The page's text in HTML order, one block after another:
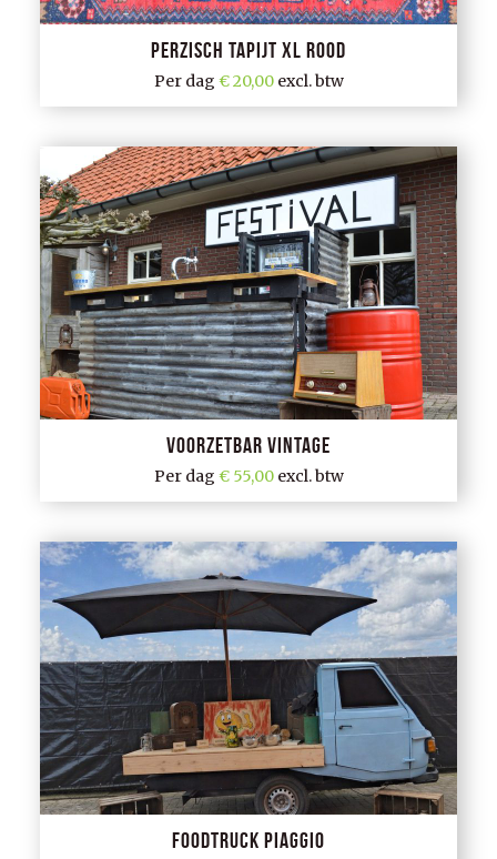
Perzisch tapijt XL rood
Per dag 20,00excl. btw
Voorzetbar vintage
Per dag 55,00excl. btw
Foodtruck Piaggio